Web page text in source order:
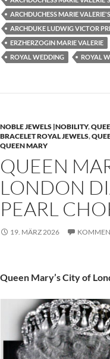
ARCHDUCHESS MARIE
ARCHDUKE LUDWIG VICTOR
ERZHERZOGIN MARIE VALERIE
ROYAL WEDDING
ROYAL
NOBLE JEWELS |NOBILITY,
BRACELET ROYAL JEWELS,
QUEEN MARY
QUEEN
LONDON
PEARL
19. MÄRZ 2026
Queen Mary’s City of